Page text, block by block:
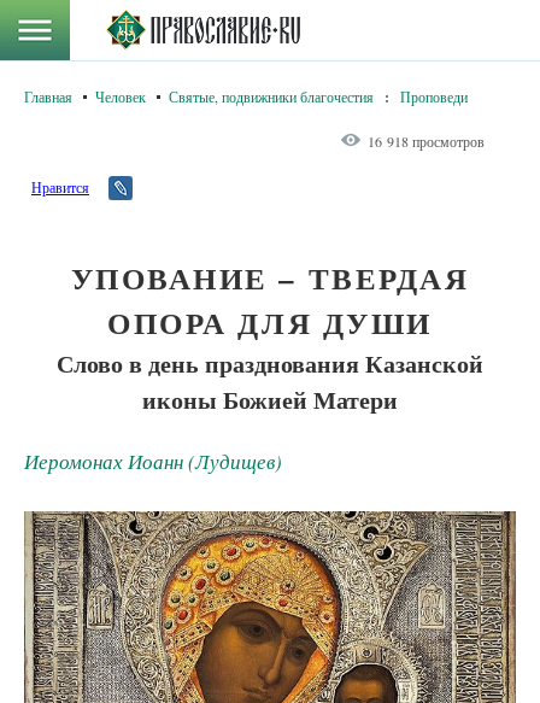
Главная Человек Святые, подвижники благочестия : Проповеди
16 918 просмотров
Нравится
УПОВАНИЕ – ТВЕРДАЯ
ОПОРА ДЛЯ ДУШИ
Слово в день празднования Казанской
иконы Божией Матери
Иеромонах Иоанн (Лудищев)